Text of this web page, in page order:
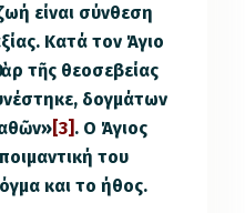
είναι σύνθεση
Κατά τον Άγιο
τῆς θεοσεβείας
δογμάτων
[3] . Ο Άγιος
του
και το ήθος.